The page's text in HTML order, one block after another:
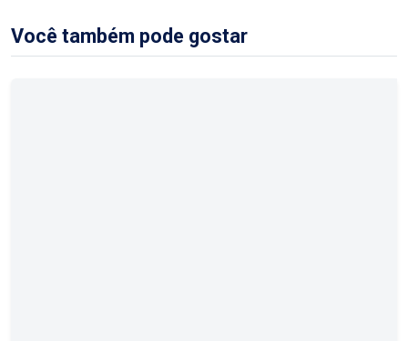
Você também pode gostar